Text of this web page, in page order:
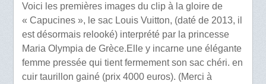
Voici les premières images du clip à la gloire de
« Capucines », le sac Louis Vuitton, (daté de 2013, il
est désormais relooké) interprété par la princesse
Maria Olympia de Grèce.Elle y incarne une élégante
femme pressée qui tient fermement son sac chéri. en
cuir taurillon gainé (prix 4000 euros). (Merci à